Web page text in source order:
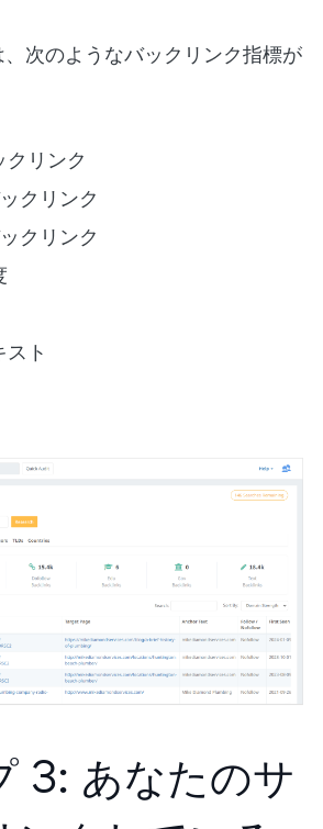
次のようなバックリンク指標が
クリンク
クリンク
クリンク
ト
3: あなたのサ